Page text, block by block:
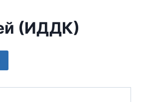
(ИДДК)